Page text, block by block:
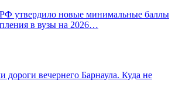
утвердило новые минимальные баллы
в вузы на 2026…
дороги вечернего Барнаула. Куда не